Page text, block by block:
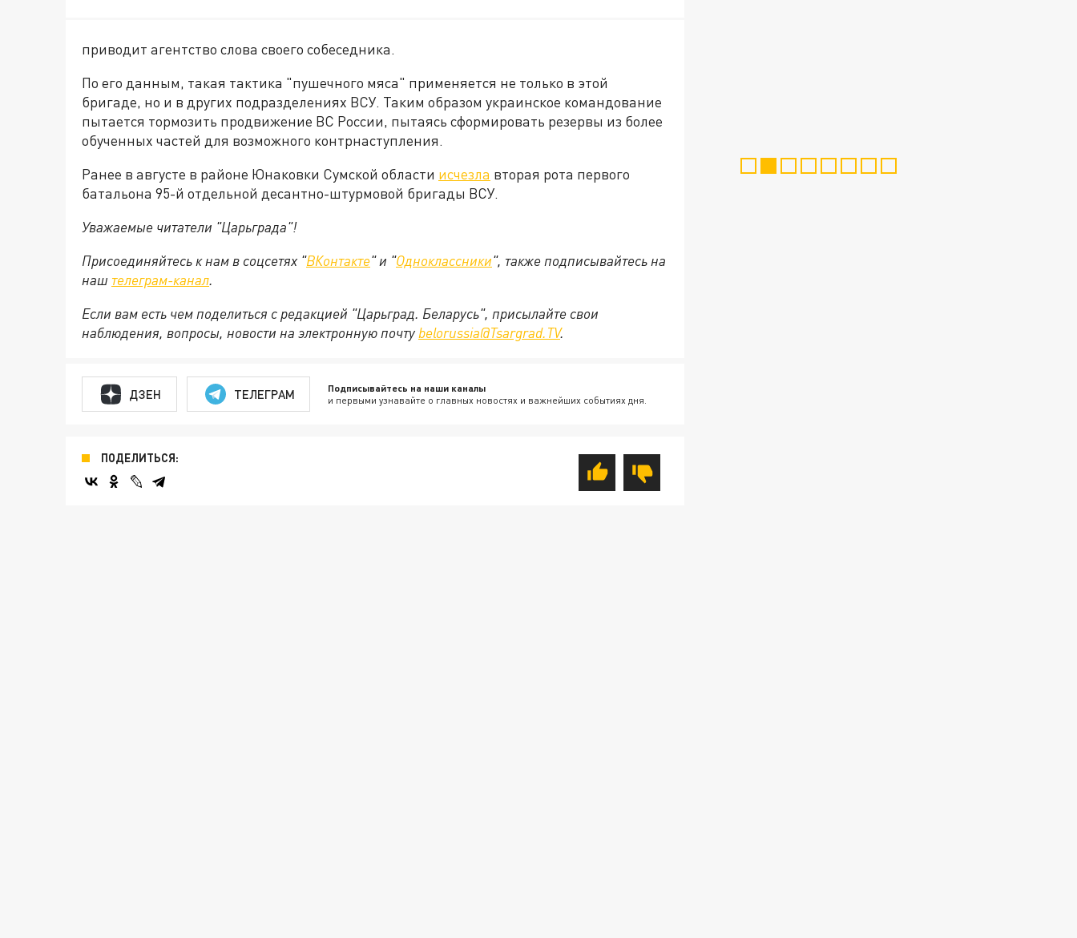
приводит агентство слова своего собеседника.
По его данным, такая тактика "пушечного мяса" применяется не только в этой
бригаде, но и в других подразделениях ВСУ. Таким образом украинское командование
пытается тормозить продвижение ВС России, пытаясь сформировать резервы из более
обученных частей для возможного контрнаступления.
Ранее в августе в районе Юнаковки Сумской области исчезла вторая рота первого
батальона 95-й отдельной десантно-штурмовой бригады ВСУ.
Уважаемые читатели "Царьграда"!
Присоединяйтесь к нам в соцсетях "ВКонтакте" и "Одноклассники", также подписывайтесь на
наш телеграм-канал.
Если вам есть чем поделиться с редакцией "Царьград. Беларусь", присылайте свои
наблюдения, вопросы, новости на электронную почту belorussia@Tsargrad.TV.
ДЗЕН ТЕЛЕГРАМ Подписывайтесь на наши каналы
и первыми узнавайте о главных новостях и важнейших событиях дня.
ПОДЕЛИТЬСЯ: